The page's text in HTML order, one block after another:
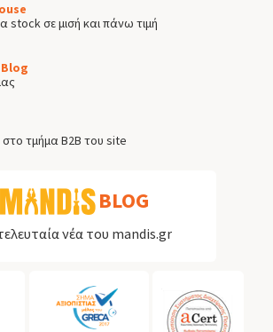
stock σε μισή και πάνω τιμή
στο τμήμα B2B του site
BLOG
νέα του mandis.gr